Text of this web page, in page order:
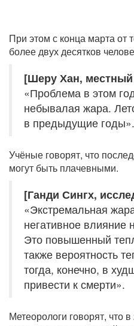
При этом с конца марта от
более двух десятков
[Шеру Хан,
«Проблема в этом
небывалая жара.
в предыдущие годы».
Учёные говорят, что
могут быть плачевными.
[Ганди Сингх,
«Экстремальная
негативное влияние
Это повышенный
также вероятность
тогда, конечно, в
привести к смерти».
Метеорологи говорят, что